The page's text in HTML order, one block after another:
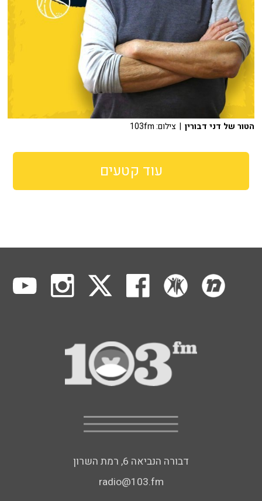
הטור של דני דבורין | צילום: 103fm
עוד קטעים
דבורה הנביאה 6, רמת השרון
radio@103.fm